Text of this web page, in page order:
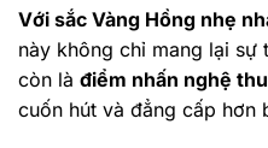
Với sắc Vàng Hồng nhẹ
này không chỉ mang lại sự
còn là điểm nhấn nghệ
cuốn hút và đẳng cấp hơn